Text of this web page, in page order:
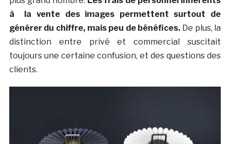
à la vente des images permettent surtout de
générer du chiffre, mais peu de bénéfices. De plus, la
distinction entre privé et commercial suscitait
toujours une certaine confusion, et des questions des
clients.